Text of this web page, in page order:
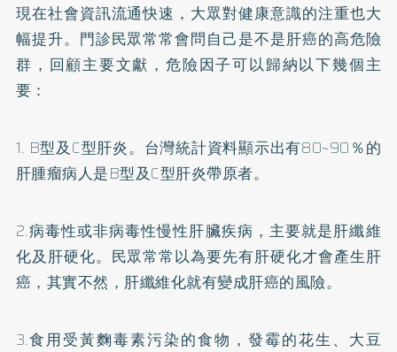
現在社會資訊流通快速，大眾對健康意識的注重也大
幅提升。門診民眾常常會問自己是不是肝癌的高危險
群，回顧主要文獻，危險因子可以歸納以下幾個主
要：
1. B型及C型肝炎。台灣統計資料顯示出有80~90％的
肝腫瘤病人是B型及C型肝炎帶原者。
2.病毒性或非病毒性慢性肝臟疾病，主要就是肝纖維
化及肝硬化。民眾常常以為要先有肝硬化才會產生肝
癌，其實不然，肝纖維化就有變成肝癌的風險。
3.食用受黃麴毒素污染的食物，發霉的花生、大豆